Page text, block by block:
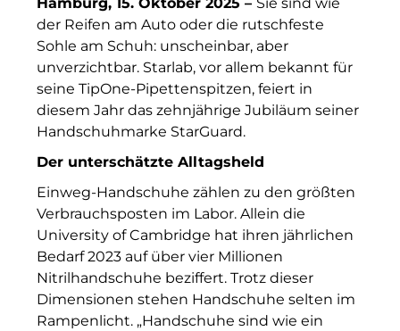
Frameworks
Gemeinde Hallbergmoos
Gemeinde Taufkirchen
Gesangskollektiv Michael Ritter
GWG Städtische Wohnungsgesellschaft
H2Global
Hallberger Kultursommer
HERZOG MAX
der Reifen am Auto oder die rutschfeste
Sohle am Schuh: unscheinbar, aber
unverzichtbar. Starlab, vor allem bekannt für
seine TipOne-Pipettenspitzen, feiert in
diesem Jahr das zehnjährige Jubiläum seiner
Handschuhmarke StarGuard.
Der unterschätzte Alltagsheld
Einweg-Handschuhe zählen zu den größten
Verbrauchsposten im Labor. Allein die
University of Cambridge hat ihren jährlichen
Bedarf 2023 auf über vier Millionen
Nitrilhandschuhe beziffert. Trotz dieser
Dimensionen stehen Handschuhe selten im
Rampenlicht. „Handschuhe sind wie ein